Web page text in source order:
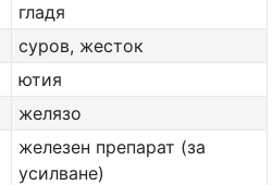
гладя
суров, жесток
ютия
желязо
железен препарат (за
усилване)